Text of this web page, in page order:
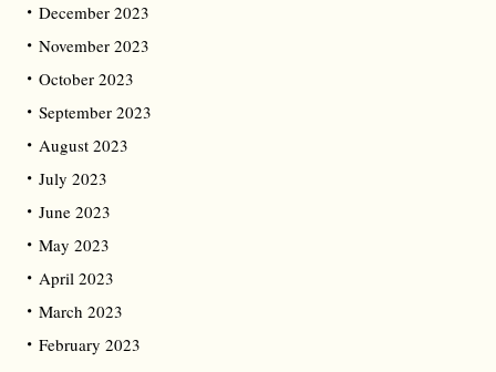
December 2023
November 2023
October 2023
September 2023
August 2023
July 2023
June 2023
May 2023
April 2023
March 2023
February 2023